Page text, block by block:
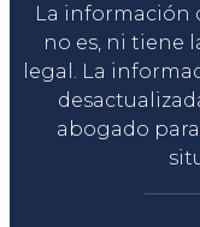
La información
no es, ni tiene
legal. La
abogado